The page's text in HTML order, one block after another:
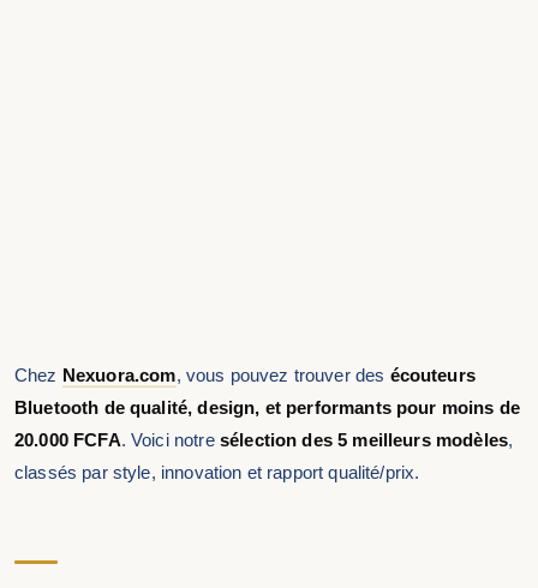
Chez Nexuora.com, vous pouvez trouver des écouteurs
Bluetooth de qualité, design, et performants pour moins de
20.000 FCFA. Voici notre sélection des 5 meilleurs modèles,
classés par style, innovation et rapport qualité/prix.